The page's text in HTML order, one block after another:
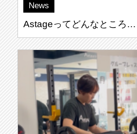
News
Astageってどんなところ…